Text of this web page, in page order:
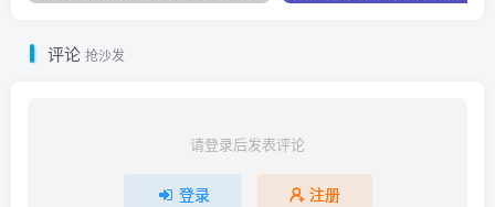
评论 抢沙发
请登录后发表评论
登录 注册